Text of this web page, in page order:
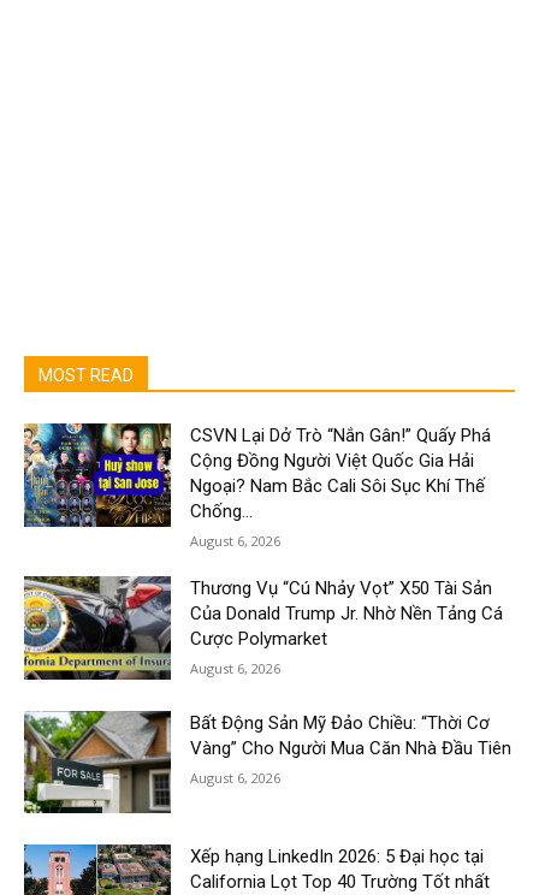
MOST READ
CSVN Lại Dở Trò “Nắn Gân!” Quấy Phá
Cộng Đồng Người Việt Quốc Gia Hải
Ngoại? Nam Bắc Cali Sôi Sục Khí Thế
Chống...
August 6, 2026
Thương Vụ “Cú Nhảy Vọt” X50 Tài Sản
Của Donald Trump Jr. Nhờ Nền Tảng Cá
Cược Polymarket
August 6, 2026
Bất Động Sản Mỹ Đảo Chiều: “Thời Cơ
Vàng” Cho Người Mua Căn Nhà Đầu Tiên
August 6, 2026
Xếp hạng LinkedIn 2026: 5 Đại học tại
California Lọt Top 40 Trường Tốt nhất